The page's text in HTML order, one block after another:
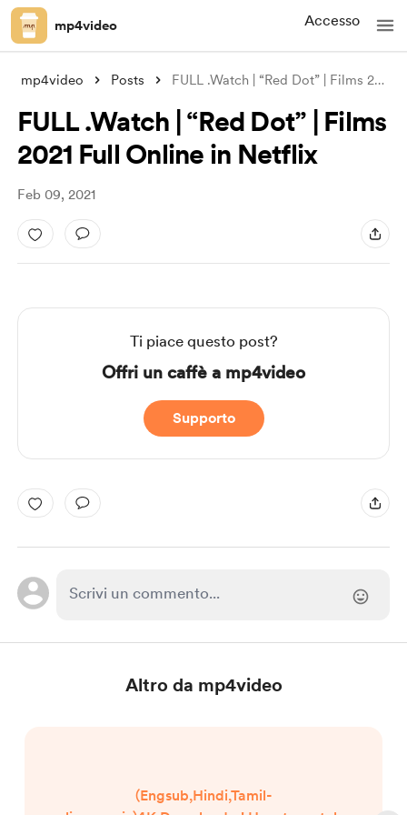
mp4video Accesso
mp4video Posts FULL .Watch | “Red Dot” | Films 2021 Ful
FULL .Watch | “Red Dot” | Films
2021 Full Online in Netflix
Feb 09, 2021
Ti piace questo post?
Offri un caffè a mp4video
Supporto
Altro da mp4video
(Engsub,Hindi,Tamil-